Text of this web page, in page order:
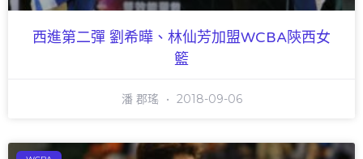
西進第二彈 劉希曄、林仙芳加盟WCBA陝西女
籃
潘 郡瑤 2018-09-06